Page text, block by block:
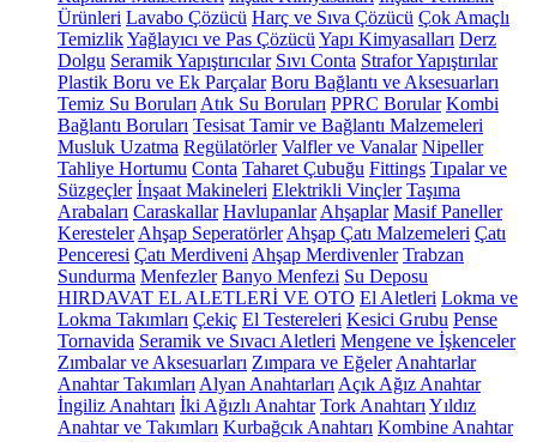
Ürünleri Lavabo Çözücü Harç ve Sıva Çözücü Çok Amaçlı
TemizlikYağlayıcı ve Pas Çözücü Yapı Kimyasalları Derz
Dolgu Seramik Yapıştırıcılar Sıvı Conta Strafor Yapıştırılar
Plastik Boru ve Ek Parçalar Boru Bağlantı ve Aksesuarları
Temiz Su Boruları Atık Su Boruları PPRC Borular Kombi
Bağlantı Boruları Tesisat Tamir ve Bağlantı Malzemeleri
Musluk Uzatma Regülatörler Valfler ve Vanalar Nipeller
Tahliye Hortumu Conta Taharet Çubuğu Fittings Tıpalar ve
Süzgeçler İnşaat Makineleri Elektrikli Vinçler Taşıma
Arabaları Caraskallar Havlupanlar Ahşaplar Masif Paneller
Keresteler Ahşap Seperatörler Ahşap Çatı Malzemeleri Çatı
Penceresi Çatı Merdiveni Ahşap Merdivenler Trabzan
Sundurma Menfezler Banyo Menfezi Su Deposu
HIRDAVAT EL ALETLERİ VE OTO El Aletleri Lokma ve
Lokma Takımları Çekiç El Testereleri Kesici Grubu Pense
Tornavida Seramik ve Sıvacı Aletleri Mengene ve İşkenceler
Zımbalar ve Aksesuarları Zımpara ve Eğeler Anahtarlar
Anahtar Takımları Alyan Anahtarları Açık Ağız Anahtar
İngiliz Anahtarı İki Ağızlı Anahtar Tork Anahtarı Yıldız
Anahtar ve Takımları Kurbağcık Anahtarı Kombine Anahtar